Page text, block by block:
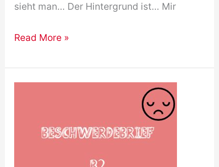
sieht man… Der Hintergrund ist… Mir
Redemittel
Bildbeschreibung
Read More »